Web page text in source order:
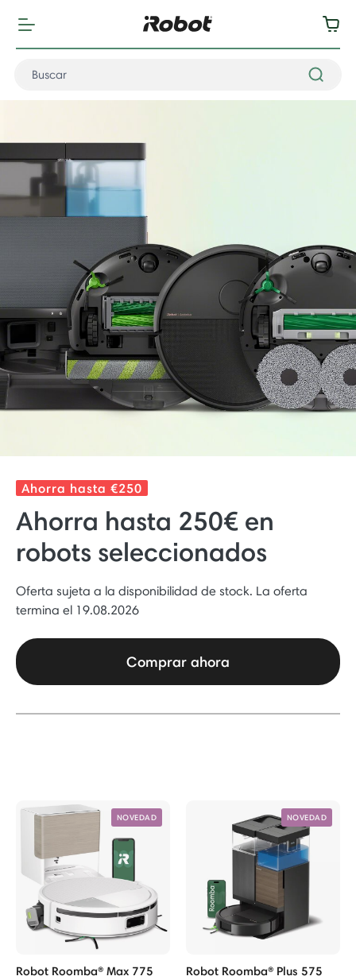
Ahorra hasta €250
Ahorra hasta 250€ en
robots seleccionados
Oferta sujeta a la disponibilidad de stock. La oferta
termina el 19.08.2026
Comprar ahora
NOVEDAD
Robot Roomba® Max 775
NOVEDAD
Robot Roomba® Plus 575